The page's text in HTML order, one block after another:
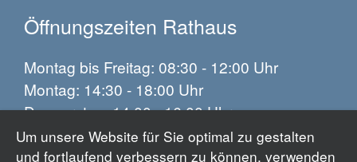
Um unsere Website für Sie optimal zu gestalten
und fortlaufend verbessern zu können, verwenden
Öffnungszeiten Rathaus
Montag bis Freitag: 08:30 - 12:00 Uhr
Montag: 14:30 - 18:00 Uhr
Donnerstag: 14:00 - 16:00 Uhr